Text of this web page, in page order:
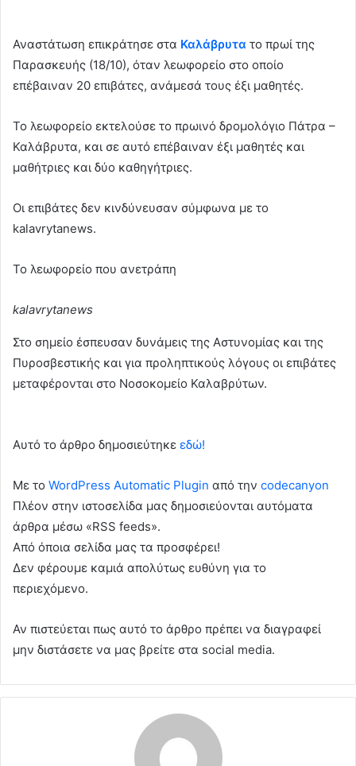
Αναστάτωση επικράτησε στα Καλάβρυτα το πρωί της
Παρασκευής (18/10), όταν λεωφορείο στο οποίο
επέβαιναν 20 επιβάτες, ανάμεσά τους έξι μαθητές.
Το λεωφορείο εκτελούσε το πρωινό δρομολόγιο Πάτρα –
Καλάβρυτα, και σε αυτό επέβαιναν έξι μαθητές και
μαθήτριες και δύο καθηγήτριες.
Οι επιβάτες δεν κινδύνευσαν σύμφωνα με το
kalavrytanews.
Το λεωφορείο που ανετράπη
kalavrytanews
Στο σημείο έσπευσαν δυνάμεις της Αστυνομίας και της
Πυροσβεστικής και για προληπτικούς λόγους οι επιβάτες
μεταφέρονται στο Νοσοκομείο Καλαβρύτων.
Αυτό το άρθρο δημοσιεύτηκε εδώ!
Με το WordPress Automatic Plugin από την codecanyon
Πλέον στην ιστοσελίδα μας δημοσιεύονται αυτόματα
άρθρα μέσω «RSS feeds».
Από όποια σελίδα μας τα προσφέρει!
Δεν φέρουμε καμιά απολύτως ευθύνη για το
περιεχόμενο.
Αν πιστεύεται πως αυτό το άρθρο πρέπει να διαγραφεί
μην διστάσετε να μας βρείτε στα social media.